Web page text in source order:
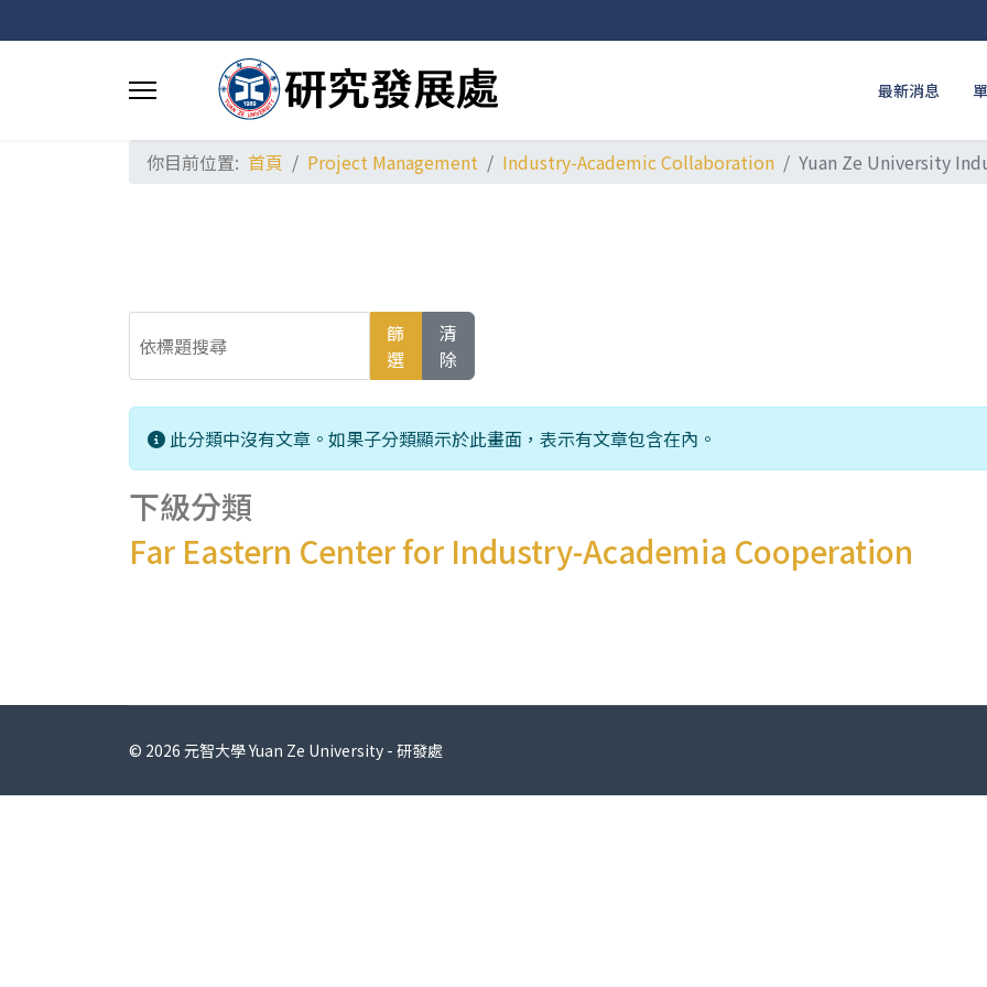
最新消息
你目前位置: 首頁 Project Management Industry-Academic Collaboration Yuan Ze University
篩
選
清
除
信息
此分類中沒有文章。如果子分類顯示於此畫面，表示有文章包含在內。
下級分類
Far Eastern Center for Industry-Academia Cooperation
© 2026 元智大學 Yuan Ze University - 研發處